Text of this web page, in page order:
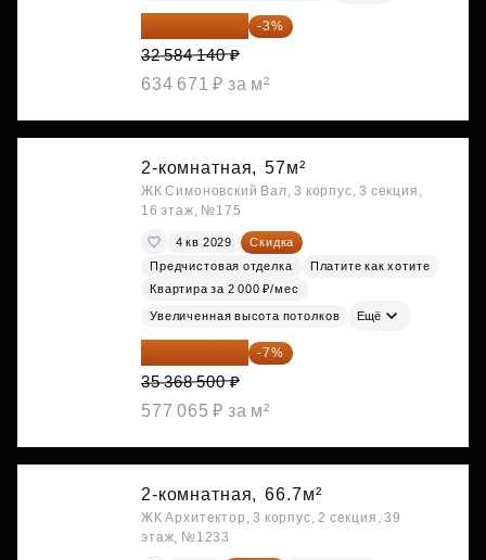
31 606 616 ₽ -3%
32 584 140 ₽
634 671 ₽ за м²
2-комнатная, 57м²
ЖК Симоновский Вал, 3 корпус, 3 секция,
16 этаж, №175
4 кв 2029
Скидка
Предчистовая отделка
Платите как хотите
Квартира за 2 000 ₽/мес
Увеличенная высота потолков Ещё
32 892 705 ₽ -7%
35 368 500 ₽
577 065 ₽ за м²
2-комнатная, 66.7м²
ЖК Архитектор, 3 корпус, 2 секция, 39
этаж, №1233